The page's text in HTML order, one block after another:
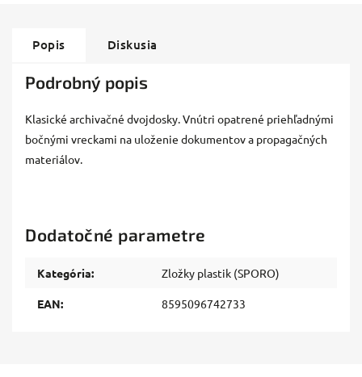
Popis Diskusia
Podrobný popis
Klasické archivačné dvojdosky. Vnútri opatrené priehľadnými
bočnými vreckami na uloženie dokumentov a propagačných
materiálov.
Dodatočné parametre
Kategória: Zložky plastik (SPORO)
EAN: 8595096742733